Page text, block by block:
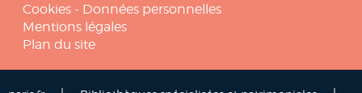
Cookies - Données personnelles
Mentions légales
Plan du site